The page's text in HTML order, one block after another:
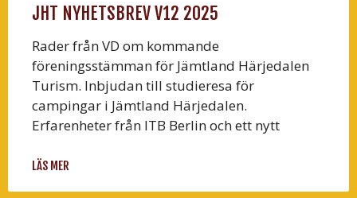
JHT NYHETSBREV V12 2025
Rader från VD om kommande
föreningsstämman för Jämtland Härjedalen
Turism. Inbjudan till studieresa för
campingar i Jämtland Härjedalen.
Erfarenheter från ITB Berlin och ett nytt
LÄS MER